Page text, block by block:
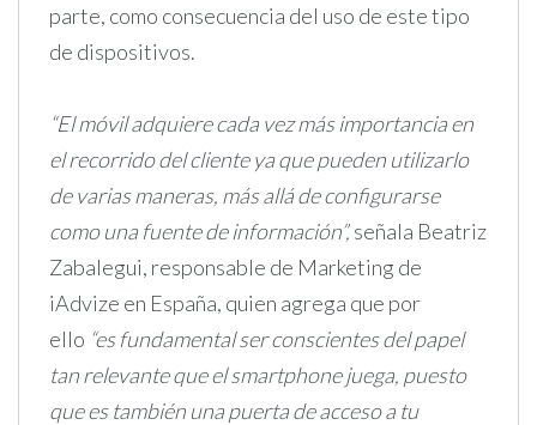
parte, como consecuencia del uso de este tipo
de dispositivos.
“El móvil adquiere cada vez más importancia en
el recorrido del cliente ya que pueden utilizarlo
de varias maneras, más allá de configurarse
como una fuente de información”,señala Beatriz
Zabalegui, responsable de Marketing de
iAdvize en España, quien agrega que por
ello “es fundamental ser conscientes del papel
tan relevante que el smartphone juega, puesto
que es también una puerta de acceso a tu